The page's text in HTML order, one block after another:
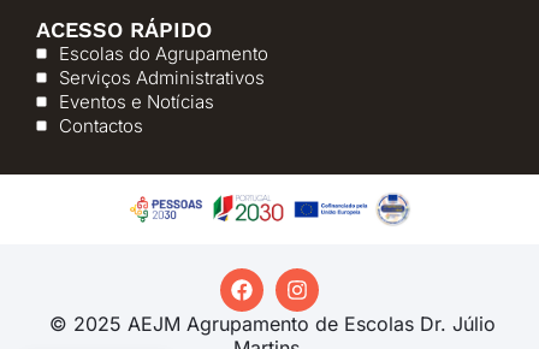
ACESSO RÁPIDO
Escolas do Agrupamento
Serviços Administrativos
Eventos e Notícias
Contactos
© 2025 AEJM Agrupamento de Escolas Dr. Júlio